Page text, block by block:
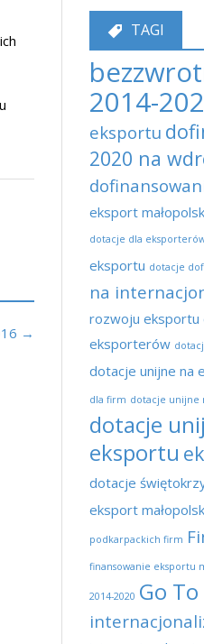
→
TAGI
2014-
eksportu
2020 na
eksport
dotacje dla
eksportu dotacje
na
rozwoju eksportu
eksporterów
dotacje unijne na
dla firm dotacje unijne
dotacje
eksportu
dotacje
eksport
podkarpackich firm
finansowanie eksportu
2014-2020 Go